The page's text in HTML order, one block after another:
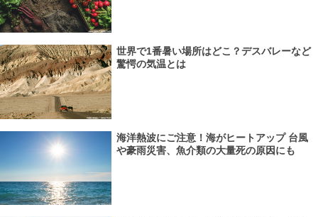
世界で1番暑い場所はどこ？デスバレーなど
驚愕の気温とは
海洋熱波にご注意！海がヒートアップ 台風
や豪雨災害、魚介類の大量死の原因にも